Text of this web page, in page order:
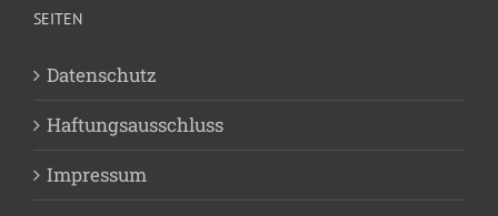
SEITEN
Datenschutz
Haftungsausschluss
Impressum